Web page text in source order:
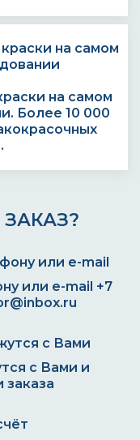
на самом
Более 10 000
или e-mail +7
с Вами и
заказа